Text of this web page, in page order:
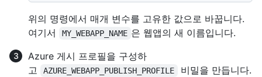
위의 명령에서 매개 변수를 고유한 값으로 바꿉니다.
여기서
MY_WEBAPP_NAME 은 웹앱의 새 이름입니다.
Azure 게시 프로필을 구성하
고
AZURE_WEBAPP_PUBLISH_PROFILE
비밀을 만듭니다.